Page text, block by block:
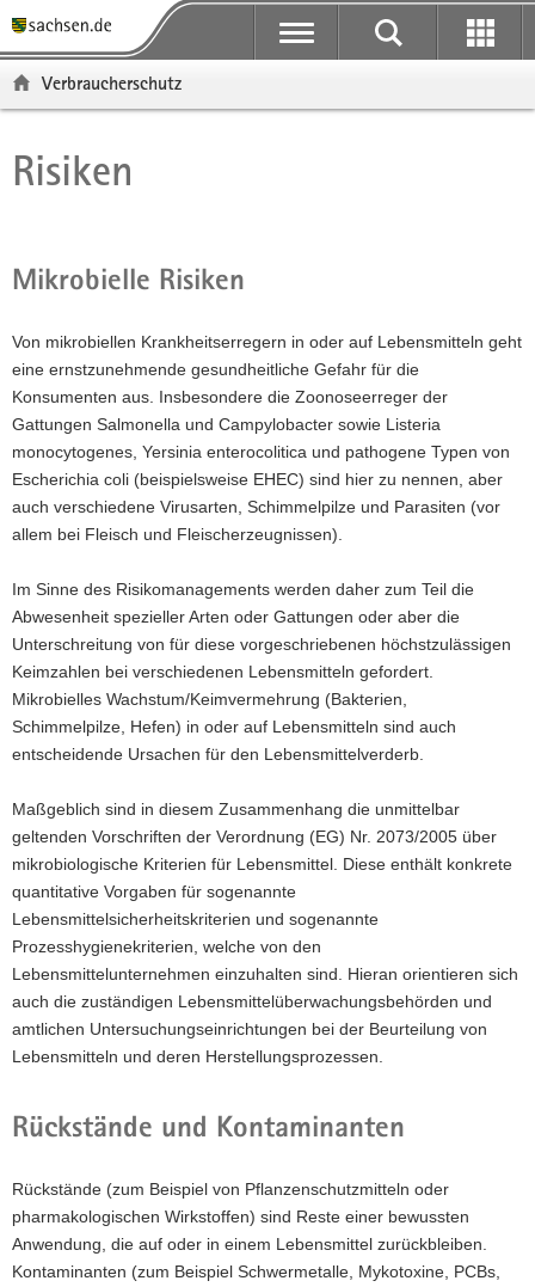
t
ü
g
e
i
f
e
n
d
e
N
v
i
g
a
t
i
o
t
n
g
t
i
o
n
p
n
t
t
-
e
c
h
Verbraucherschutz
Hauptinhalt
Risiken
Mikrobielle Risiken
Von mikrobiellen Krankheitserregern in oder auf Lebensmitteln geht
eine ernstzunehmende gesundheitliche Gefahr für die
Konsumenten aus. Insbesondere die Zoonoseerreger der
Gattungen Salmonella und Campylobacter sowie Listeria
monocytogenes, Yersinia enterocolitica und pathogene Typen von
Escherichia coli (beispielsweise EHEC) sind hier zu nennen, aber
auch verschiedene Virusarten, Schimmelpilze und Parasiten (vor
allem bei Fleisch und Fleischerzeugnissen).
Im Sinne des Risikomanagements werden daher zum Teil die
Abwesenheit spezieller Arten oder Gattungen oder aber die
Unterschreitung von für diese vorgeschriebenen höchstzulässigen
Keimzahlen bei verschiedenen Lebensmitteln gefordert.
Mikrobielles Wachstum/Keimvermehrung (Bakterien,
Schimmelpilze, Hefen) in oder auf Lebensmitteln sind auch
entscheidende Ursachen für den Lebensmittelverderb.
Maßgeblich sind in diesem Zusammenhang die unmittelbar
geltenden Vorschriften der Verordnung (EG) Nr. 2073/2005 über
mikrobiologische Kriterien für Lebensmittel. Diese enthält konkrete
quantitative Vorgaben für sogenannte
Lebensmittelsicherheitskriterien und sogenannte
Prozesshygienekriterien, welche von den
Lebensmittelunternehmen einzuhalten sind. Hieran orientieren sich
auch die zuständigen Lebensmittelüberwachungsbehörden und
amtlichen Untersuchungseinrichtungen bei der Beurteilung von
Lebensmitteln und deren Herstellungsprozessen.
Rückstände und Kontaminanten
Rückstände (zum Beispiel von Pflanzenschutzmitteln oder
pharmakologischen Wirkstoffen) sind Reste einer bewussten
Anwendung, die auf oder in einem Lebensmittel zurückbleiben.
Kontaminanten (zum Beispiel Schwermetalle, Mykotoxine, PCBs,